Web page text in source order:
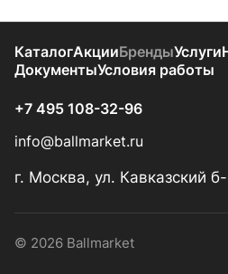
КаталогАкцииБрендыУслуги
ДокументыУсловия работы
+7 495 108-32-96
info@ballmarket.ru
г. Москва, ул. Кавказский
© 2026 Ballmarket